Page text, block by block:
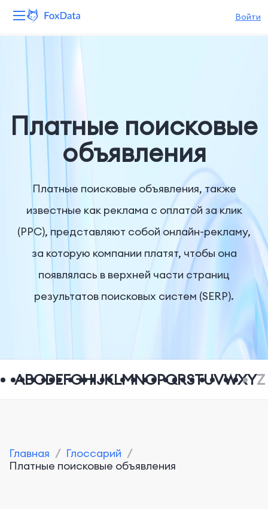
Войти
Ресурсы
Цены
Компания
Платные поисковые
объявления
Платные поисковые объявления, также
известные как реклама с оплатой за клик
(PPC), представляют собой онлайн-рекламу,
за которую компании платят, чтобы она
появлялась в верхней части страниц
результатов поисковых систем (SERP).
ABCDEFGHIJKLMNOPQRSTUVWXYZ
Главная / Глоссарий /
Платные поисковые объявления